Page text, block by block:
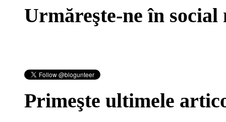
Urmăreşte-ne în social
Primeşte ultimele